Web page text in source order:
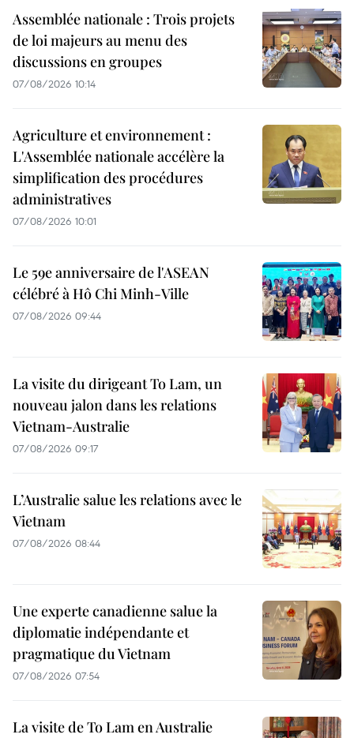
Assemblée nationale : Trois projets
de loi majeurs au menu des
discussions en groupes
07/08/2026 10:14
Agriculture et environnement :
L'Assemblée nationale accélère la
simplification des procédures
administratives
07/08/2026 10:01
Le 59e anniversaire de l'ASEAN
célébré à Hô Chi Minh-Ville
07/08/2026 09:44
La visite du dirigeant To Lam, un
nouveau jalon dans les relations
Vietnam-Australie
07/08/2026 09:17
L’Australie salue les relations avec le
Vietnam
07/08/2026 08:44
Une experte canadienne salue la
diplomatie indépendante et
pragmatique du Vietnam
07/08/2026 07:54
La visite de To Lam en Australie